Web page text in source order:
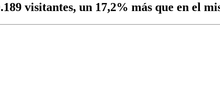
visitantes, un 17,2% más que en el